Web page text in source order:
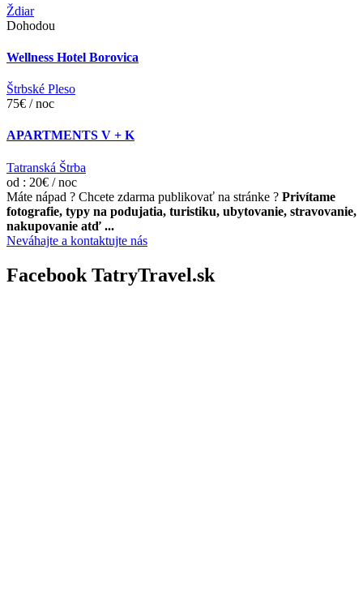
Ždiar
Dohodou
Wellness Hotel Borovica
Štrbské Pleso
75€ / noc
APARTMENTS V + K
Tatranská Štrba
od : 20€ / noc
Máte nápad ? Chcete zdarma publikovať na stránke ? Privítame
fotografie, typy na podujatia, turistiku, ubytovanie, stravovanie,
nakupovanie atď ...
Neváhajte a kontaktujte nás
Facebook TatryTravel.sk